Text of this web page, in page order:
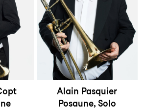
Alain Pasquier
Posaune, Solo